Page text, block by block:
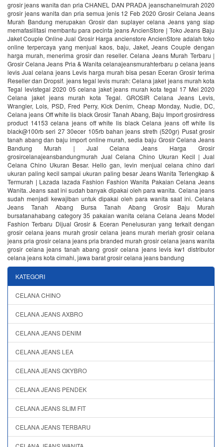
grosir jeans wanita dan pria CHANEL DAN PRADA jeanschanelmurah 2020
grosir jeans wanita dan pria semua jenis 12 Feb 2020 Grosir Celana Jeans
Murah Bandung merupakan Grosir dan suplayer celana Jeans yang siap
memafasilitasi membantu para pecinta jeans AncienStore | Toko Jeans Baju
Jaket Couple Online Jual Grosir Harga ancienstore AncienStore adalah toko
online terpercaya yang menjual kaos, baju, Jaket, Jeans Couple dengan
harga murah, menerima grosir dan reseller. Celana Jeans Murah Terbaru |
Grosir Celana Jeans Pria & Wanita celanajeansmurahterbaru p celana jeans
levis Jual celana jeans Levis harga murah bisa pesan Eceran Grosir terima
Reseller dan Dropsif. jeans tegal levis murah: Celana jaket jeans murah kota
Tegal levistegal 2020 05 celana jaket jeans murah kota tegal 17 Mei 2020
Celana jaket jeans murah kota Tegal. GROSIR Celana Jeans Levis,
Wrangler, Lois, PSD, Fred Perry, Kick Denim, Cheap Monday, Nudie, DC,
Celana jeans Off white lis black Grosir Tanah Abang, Baju Import grosirdress
product 14153 celana jeans off white lis black Celana jeans off white lis
black@100rb seri 27 30ecer 105rb bahan jeans streth (520gr) Pusat grosir
tanah abang dan baju import online murah, sedia baju Grosir Celana Jeans
Bandung Murah | Jual Celana Jeans Harga Grosir
grosircelanajeansbandungmurah Jual Celana Chino Ukuran Kecil | Jual
Celana Chino Ukuran Besar. Hello gan, levin menjual celana chino dari
ukuran paling kecil sampai ukuran paling besar Jeans Wanita Terlengkap &
Termurah | Lazada lazada Fashion Fashion Wanita Pakaian Celana Jeans
Wanita. Jeans saat ini sudah banyak dipakai oleh para wanita. Celana jeans
sudah menjadi kewajiban untuk dipakai oleh para wanita saat ini. Celana
Jeans Tanah Abang Bursa Tanah Abang Grosir Baju Murah
bursatanahabang category 35 pakaian wanita celana Celana Jeans Model
Fashion Terbaru Dijual Grosir & Eceran Penelusuran yang terkait dengan
grosir celana jeans murah grosir celana jeans murah meriah grosir celana
jeans pria grosir celana jeans pria branded murah grosir celana jeans wanita
grosir celana jeans tanah abang grosir celana jeans levis kw1 distributor
celana jeans kota cimahi, jawa barat grosir celana jeans bandung
KATEGORI
CELANA CHINO
CELANA JEANS AXBRO
CELANA JEANS DENIM
CELANA JEANS LEA
CELANA JEANS OXYBRO
CELANA JEANS PENDEK
CELANA JEANS SLIM FIT
CELANA JEANS TERBARU